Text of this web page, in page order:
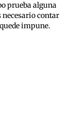
prueba alguna
necesario contar
impune.